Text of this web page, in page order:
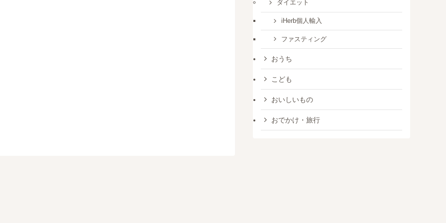
ダイエット
iHerb個人輸入
ファスティング
おうち
こども
おいしいもの
おでかけ・旅行